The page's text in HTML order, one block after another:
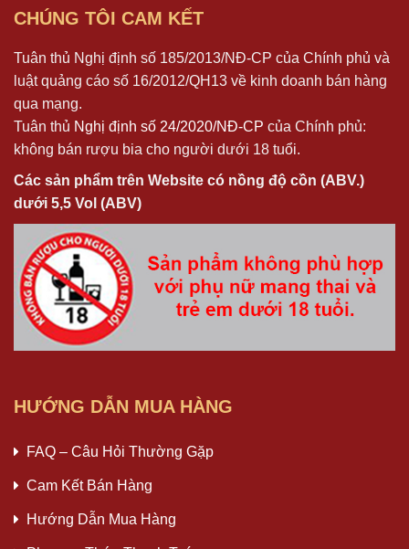
CHÚNG TÔI CAM KẾT
Tuân thủ Nghị định số 185/2013/NĐ-CP của Chính phủ và
luật quảng cáo số 16/2012/QH13 về kinh doanh bán hàng
qua mạng.
Tuân thủ Nghị định số 24/2020/NĐ-CP của Chính phủ:
không bán rượu bia cho người dưới 18 tuổi.
Các sản phẩm trên Website có nồng độ cồn (ABV.)
dưới 5,5 Vol (ABV)
HƯỚNG DẪN MUA HÀNG
FAQ – Câu Hỏi Thường Gặp
Cam Kết Bán Hàng
Hướng Dẫn Mua Hàng